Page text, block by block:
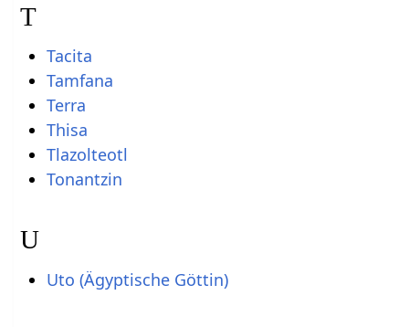
T
Tacita
Tamfana
Terra
Thisa
Tlazolteotl
Tonantzin
U
Uto (Ägyptische Göttin)